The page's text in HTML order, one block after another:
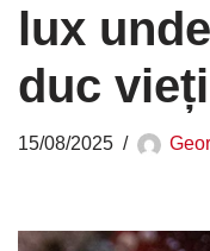
lux
duc
15/08/2025